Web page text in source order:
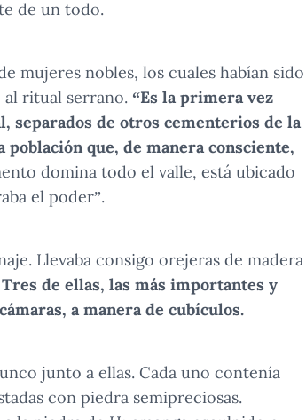
de un todo.
mujeres nobles, los cuales habían sido
al ritual serrano. “Es la primera vez
separados de otros cementerios de la
población que, de manera consciente,
domina todo el valle, está ubicado
el poder”.
Llevaba consigo orejeras de madera
Tres de ellas, las más importantes y
a manera de cubículos.
junto a ellas. Cada uno contenía
con piedra semipreciosas.